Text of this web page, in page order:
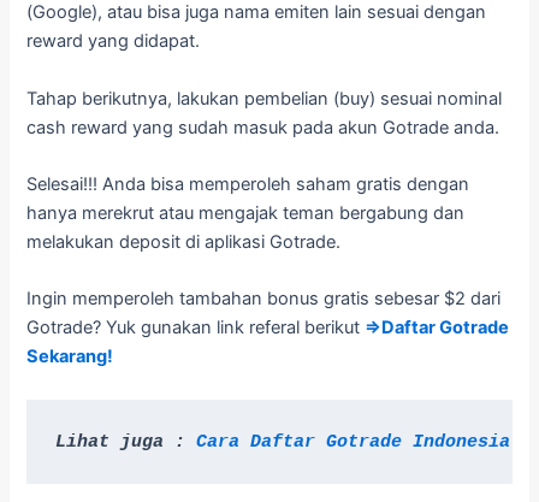
(Google), atau bisa juga nama emiten lain sesuai dengan
reward yang didapat.
Tahap berikutnya, lakukan pembelian (buy) sesuai nominal
cash reward yang sudah masuk pada akun Gotrade anda.
Selesai!!! Anda bisa memperoleh saham gratis dengan
hanya merekrut atau mengajak teman bergabung dan
melakukan deposit di aplikasi Gotrade.
Ingin memperoleh tambahan bonus gratis sebesar $2 dari
Gotrade? Yuk gunakan link referal berikut ⇒Daftar Gotrade
Sekarang!
Lihat juga : Cara Daftar Gotrade Indonesia